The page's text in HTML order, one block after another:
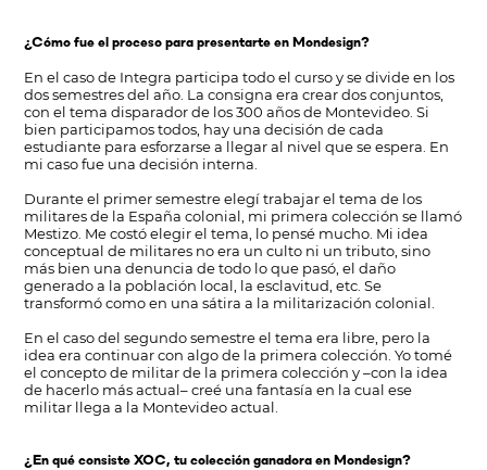
¿Cómo fue el proceso para presentarte en Mondesign?
En el caso de Integra participa todo el curso y se divide en los
dos semestres del año. La consigna era crear dos conjuntos,
con el tema disparador de los 300 años de Montevideo. Si
bien participamos todos, hay una decisión de cada
estudiante para esforzarse a llegar al nivel que se espera. En
mi caso fue una decisión interna.
Durante el primer semestre elegí trabajar el tema de los
militares de la España colonial, mi primera colección se llamó
Mestizo. Me costó elegir el tema, lo pensé mucho. Mi idea
conceptual de militares no era un culto ni un tributo, sino
más bien una denuncia de todo lo que pasó, el daño
generado a la población local, la esclavitud, etc. Se
transformó como en una sátira a la militarización colonial.
En el caso del segundo semestre el tema era libre, pero la
idea era continuar con algo de la primera colección. Yo tomé
el concepto de militar de la primera colección y –con la idea
de hacerlo más actual– creé una fantasía en la cual ese
militar llega a la Montevideo actual.
¿En qué consiste XOC, tu colección ganadora en Mondesign?